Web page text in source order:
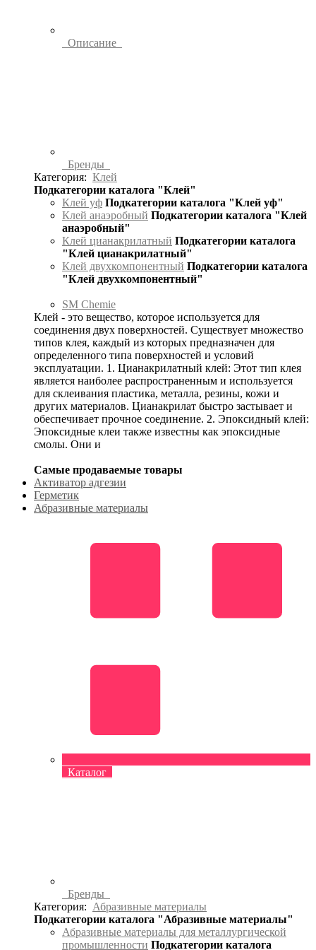
Описание
Бренды
Категория: Клей
Подкатегории каталога "Клей"
Клей уф Подкатегории каталога "Клей уф"
Клей анаэробный Подкатегории каталога "Клей
анаэробный"
Клей цианакрилатный Подкатегории каталога
"Клей цианакрилатный"
Клей двухкомпонентный Подкатегории каталога
"Клей двухкомпонентный"
SM Chemie
Клей - это вещество, которое используется для
соединения двух поверхностей. Существует множество
типов клея, каждый из которых предназначен для
определенного типа поверхностей и условий
эксплуатации. 1. Цианакрилатный клей: Этот тип клея
является наиболее распространенным и используется
для склеивания пластика, металла, резины, кожи и
других материалов. Цианакрилат быстро застывает и
обеспечивает прочное соединение. 2. Эпоксидный клей:
Эпоксидные клеи также известны как эпоксидные
смолы. Они и
Самые продаваемые товары
Активатор адгезии
Герметик
Абразивные материалы
Каталог
Бренды
Категория: Абразивные материалы
Подкатегории каталога "Абразивные материалы"
Абразивные материалы для металлургической
промышленности Подкатегории каталога